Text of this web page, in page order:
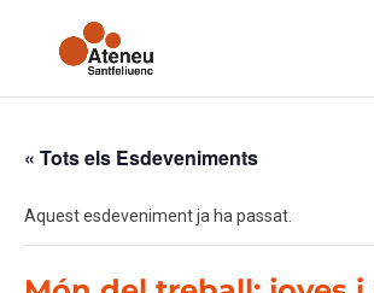
« Tots els Esdeveniments
Aquest esdeveniment ja ha passat.